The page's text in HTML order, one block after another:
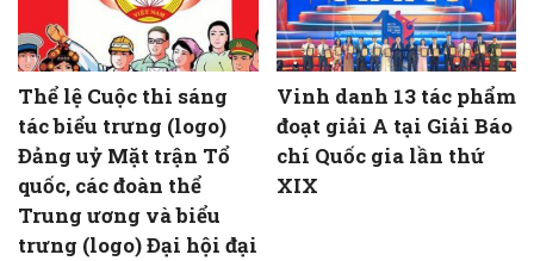
Thể lệ Cuộc thi sáng
tác biểu trưng (logo)
Đảng uỷ Mặt trận Tổ
quốc, các đoàn thể
Trung ương và biểu
trưng (logo) Đại hội đại
Vinh danh 13 tác phẩm
đoạt giải A tại Giải Báo
chí Quốc gia lần thứ
XIX